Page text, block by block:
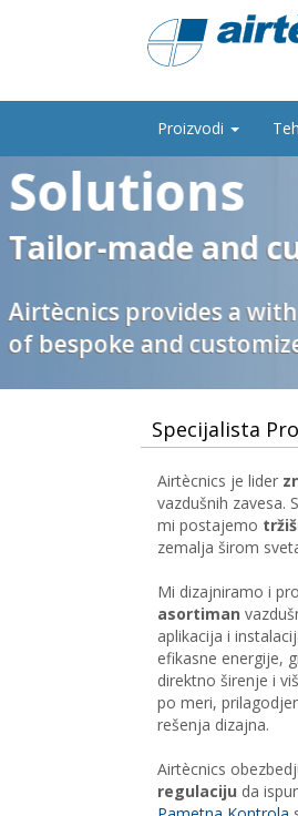
Proizvodi
Specijalista
Airtècnics je lider
vazdušnih zavesa.
mi postajemo
zemalja širom
Mi dizajniramo i
asortiman
aplikacija i
efikasne energije,
direktno širenje i
po meri,
rešenja dizajna.
Airtècnics
regulaciju da